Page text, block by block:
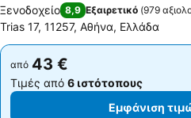
Ξενοδοχείο 8,9 Εξαιρετικό (979
Trias 17, 11257, Αθήνα, Ελλάδα
από 43 €
Τιμές από 6 ιστότοπους
Εμφάνιση
από 43 €
Τιμές από 6 ιστότοπους
Εμφάνιση